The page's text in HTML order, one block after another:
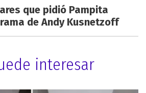
que pidió Pampita
de Andy Kusnetzoff
interesar